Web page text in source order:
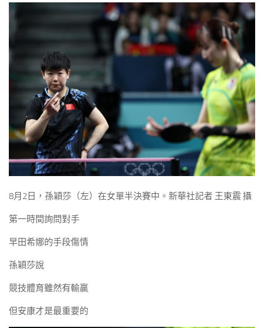
8月2日，孫穎莎（左）在女單半決賽中。新華社記者 王東震 攝
第一時間詢問對手
早田希娜的手段傷情
孫穎莎說
競技體育雖然有輸贏
但安康才是最重要的